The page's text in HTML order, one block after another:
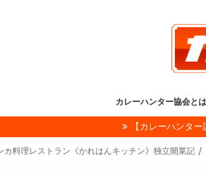
カレーハンター協会とは
理事長挨拶
カレー☆ハンターとは
カレーハンター憲章
協会概要
カレー☆ハンター検定
かれぇ☆はんたぁ プロ
お問い合わせ
【カレーハンタ
カ料理レストラン《かれはんキッチン》独立開業記